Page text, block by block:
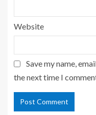
Website
Save my name,
the next time I